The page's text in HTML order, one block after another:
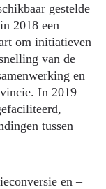
gestelde
2018 een
om initiatieven
van de
en
In 2019
tussen
en –